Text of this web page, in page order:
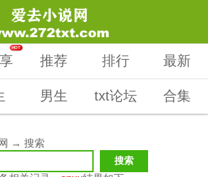
HOT
推荐 排行 最新
男生 txt论坛 合集
→ 搜索